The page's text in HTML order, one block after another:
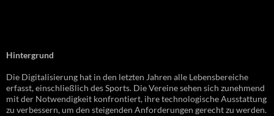
Hintergrund
Die Digitalisierung hat in den letzten Jahren alle Lebensbereiche
erfasst, einschließlich des Sports. Die Vereine sehen sich zunehmend
mit der Notwendigkeit konfrontiert, ihre technologische Ausstattung
zu verbessern, um den steigenden Anforderungen gerecht zu werden.